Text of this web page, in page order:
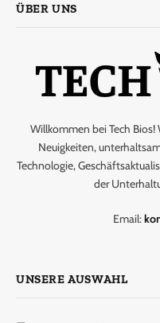
ÜBER UNS
Willkommen bei Tech
Neuigkeiten,
Technologie,
der
Email:
UNSERE AUSWAHL